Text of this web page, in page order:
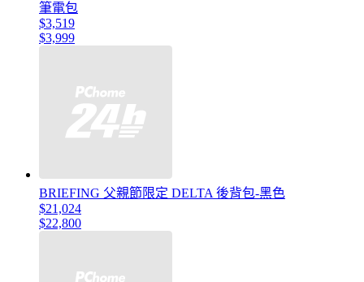
筆電包
$3,519
$3,999
BRIEFING 父親節限定 DELTA 後背包-黑色
$21,024
$22,800